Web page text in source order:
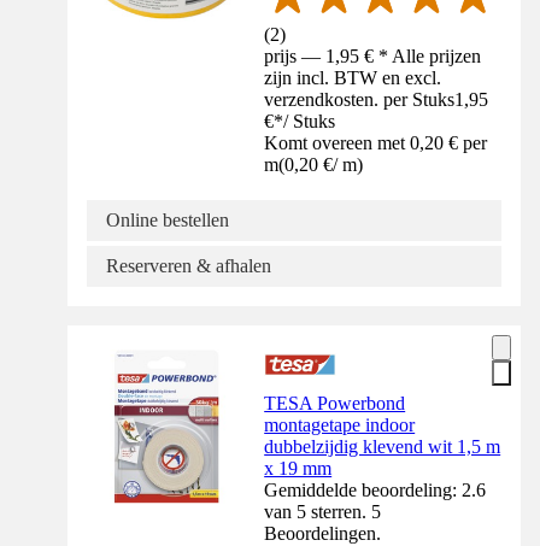
(2)
prijs — 1,95 € * Alle prijzen
zijn incl. BTW en excl.
verzendkosten. per Stuks1,95
€*/ Stuks
Komt overeen met 0,20 € per
m(0,20 €/ m)
Online bestellen
Reserveren & afhalen
TESA Powerbond
montagetape indoor
dubbelzijdig klevend wit 1,5 m
x 19 mm
Gemiddelde beoordeling: 2.6
van 5 sterren. 5
Beoordelingen.